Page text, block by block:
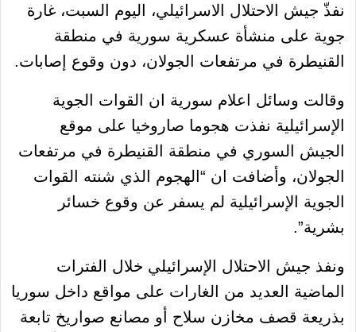
نفذّ جيش الاحتلال الاسرائيلي، اليوم السبت، غارة
جوية على منشأة عسكرية سورية في منطقة
القنيطرة في مرتفعات الجولان، دون وقوع إصابات.
وقالت وسائل اعلام سورية ان القوات الجوية
الإسرائيلية نفذت هجوما صاروخيا على موقع
الجيش السوري في منطقة القنيطرة في مرتفعات
الجولان، وأضافت ان “الهجوم الذي شنته القوات
الجوية الإسرائيلية لم يسفر عن وقوع خسائر
بشرية”.
ونفذ جيش الاحتلال الإسرائيلي خلال الفترات
الماضية العديد من الغارات على مواقع داخل سوريا
بذريعة قصف مخازن سلاح أو مصانع صواريخ تابعة